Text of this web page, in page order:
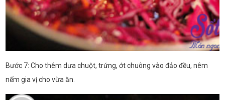
Bước 7: Cho thêm dưa chuột, trứng, ớt chuông vào đảo đều, nêm
nếm gia vị cho vừa ăn.